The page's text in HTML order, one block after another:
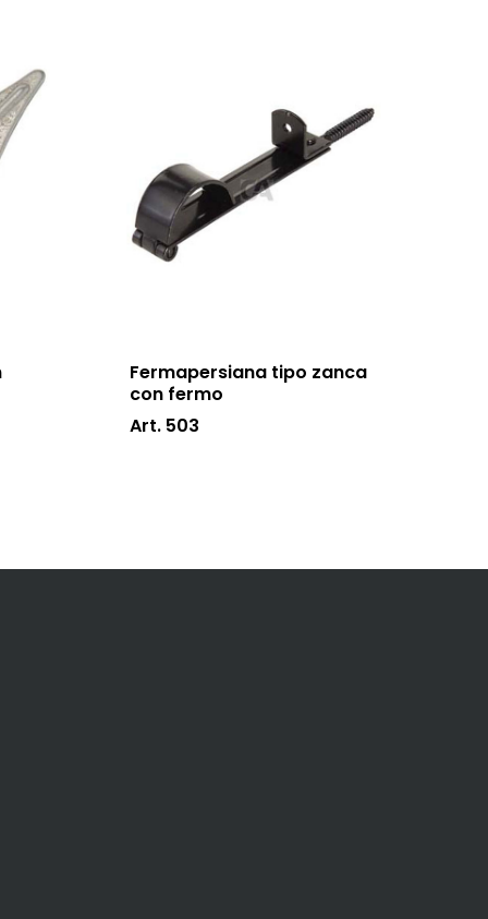
Fermapersiana tipo zanca
con fermo
Art. 503